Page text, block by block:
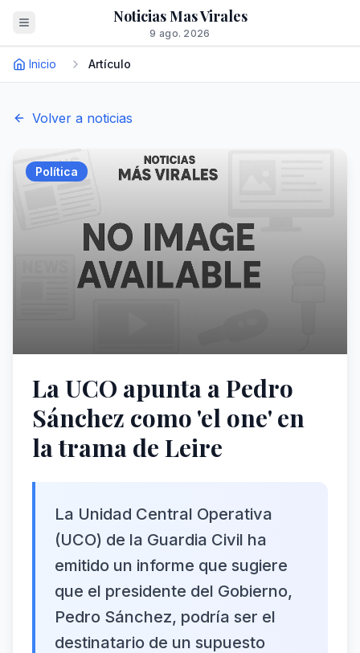
Noticias Mas Virales
9 ago. 2026
Inicio Artículo
Volver a noticias
Política
La UCO apunta a Pedro
Sánchez como 'el one' en
la trama de Leire
La Unidad Central Operativa
(UCO) de la Guardia Civil ha
emitido un informe que sugiere
que el presidente del Gobierno,
Pedro Sánchez, podría ser el
destinatario de un supuesto